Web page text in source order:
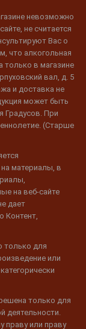
невозможно
не считается
Вас о
что алкогольная
только в магазине
вал, д. 5
и доставка не
может быть
Градусов. При
(Старше
материалы, в
на веб-сайте
дает
Контент,
только для
или
только для
деятельности.
праву или праву